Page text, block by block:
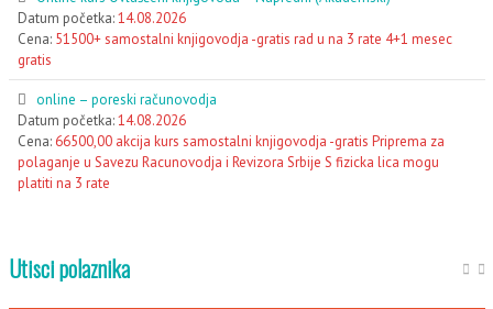
Datum početka:14.08.2026
Cena: 51500+ samostalni knjigovodja -gratis rad u na 3 rate 4+1 mesec
gratis
online – poreski računovodja
Datum početka:14.08.2026
Cena: 66500,00 akcija kurs samostalni knjigovodja -gratis Priprema za
polaganje u Savezu Racunovodja i Revizora Srbije S fizicka lica mogu
platiti na 3 rate
Utisci polaznika